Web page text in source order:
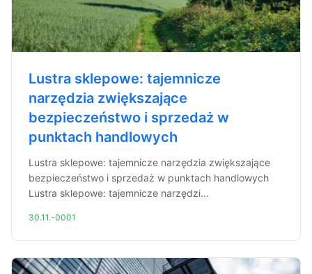
Lustra sklepowe: tajemnicze
narzędzia zwiększające
bezpieczeństwo i sprzedaż w
punktach handlowych
Lustra sklepowe: tajemnicze narzędzia zwiększające
bezpieczeństwo i sprzedaż w punktach handlowych
Lustra sklepowe: tajemnicze narzędzi...
30.11.-0001